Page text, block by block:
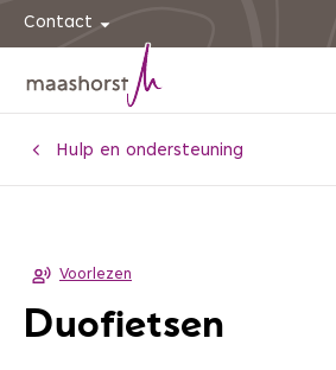
Contact
HomeHulp en ondersteuning
Voorlezen
Duofietsen